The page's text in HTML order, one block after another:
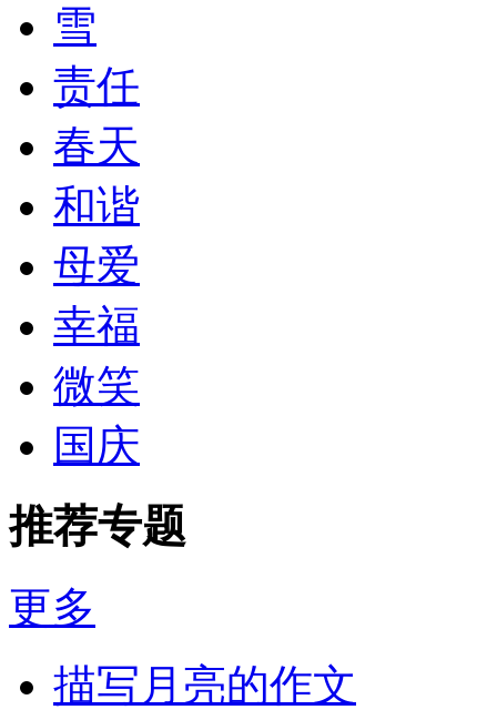
雪
责任
春天
和谐
母爱
幸福
微笑
国庆
推荐专题
更多
描写月亮的作文